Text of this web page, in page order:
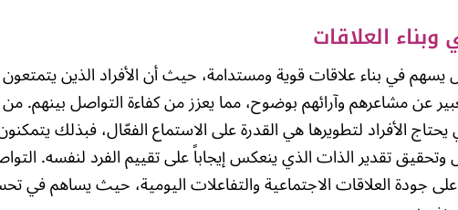
وبناء العلاقات
يسهم في بناء علاقات قوية ومستدامة، حيث أن الأفراد الذين
عن مشاعرهم وآرائهم بوضوح، مما يعزز من كفاءة التواصل بينهم. من
يحتاج الأفراد لتطويرها هي القدرة على الاستماع الفعّال، فبذلك
تقدير الذات الذي ينعكس إيجاباً على تقييم الفرد لنفسه.
على جودة العلاقات الاجتماعية والتفاعلات اليومية، حيث يساهم في